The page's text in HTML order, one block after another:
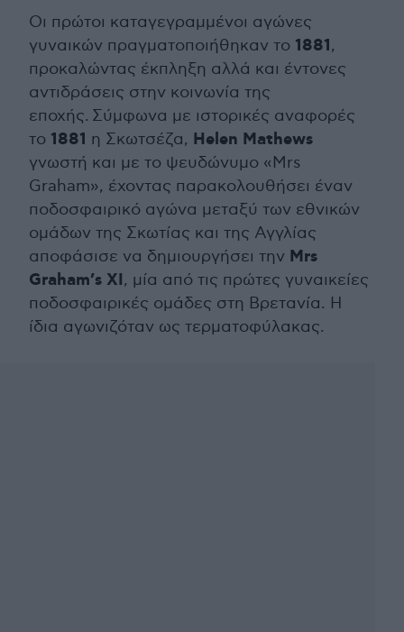
Οι πρώτοι καταγεγραμμένοι αγώνες
γυναικών πραγματοποιήθηκαν το 1881,
προκαλώντας έκπληξη αλλά και έντονες
αντιδράσεις στην κοινωνία της
εποχής. Σύμφωνα με ιστορικές αναφορές
το 1881 η Σκωτσέζα, Helen Mathews
γνωστή και με το ψευδώνυμο «Mrs
Graham», έχοντας παρακολουθήσει έναν
ποδοσφαιρικό αγώνα μεταξύ των εθνικών
ομάδων της Σκωτίας και της Αγγλίας
αποφάσισε να δημιουργήσει την Mrs
Graham’s XI, μία από τις πρώτες γυναικείες
ποδοσφαιρικές ομάδες στη Βρετανία. Η
ίδια αγωνιζόταν ως τερματοφύλακας.